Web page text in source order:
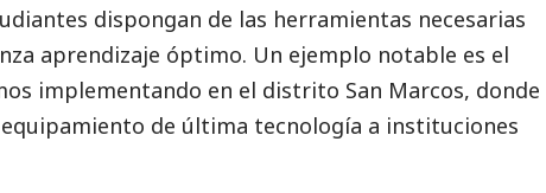
dispongan de las herramientas necesarias
aprendizaje óptimo. Un ejemplo notable es el
implementando en el distrito San Marcos, donde
de última tecnología a instituciones